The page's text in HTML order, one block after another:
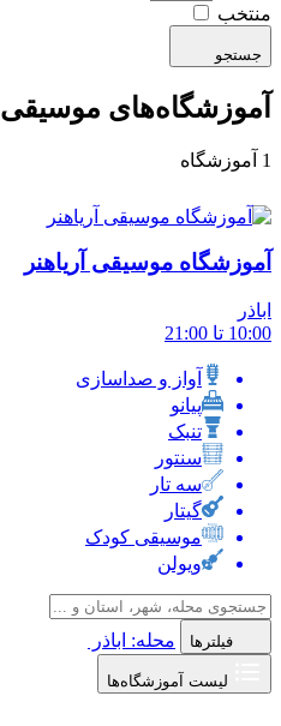
منتخب
جستجو
آموزشگاه‌های موسیقی
1 آموزشگاه
آموزشگاه موسیقی آریاهنر
اباذر
10:00 تا 21:00
آواز و صداسازی
پیانو
تنبک
سنتور
سه تار
گیتار
موسیقی کودک
ویولن
محله: اباذر